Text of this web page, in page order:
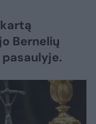
Bernelių